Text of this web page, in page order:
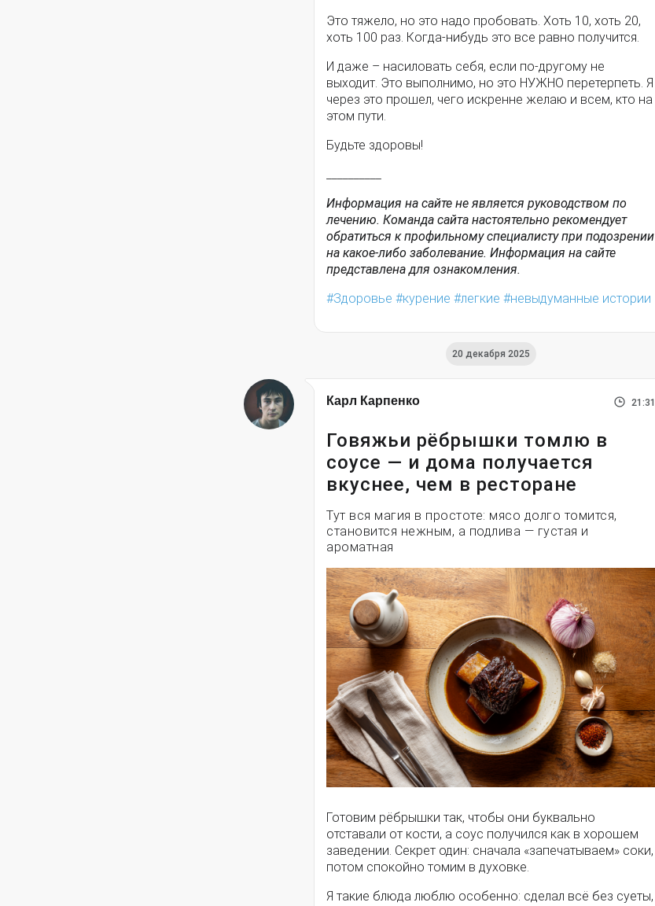
Это тяжело, но это надо пробовать. Хоть 10, хоть 20,
хоть 100 раз. Когда-нибудь это все равно получится.
И даже – насиловать себя, если по-другому не
выходит. Это выполнимо, но это НУЖНО перетерпеть. Я
через это прошел, чего искренне желаю и всем, кто на
этом пути.
Будьте здоровы!
Информация на сайте не является руководством по
лечению. Команда сайта настоятельно рекомендует
обратиться к профильному специалисту при подозрении
на какое-либо заболевание. Информация на сайте
представлена для ознакомления.
Здоровье
курение легкие невыдуманные истории
20 декабря 2025
Карл Карпенко 21:31
Говяжьи рёбрышки томлю в
соусе — и дома получается
вкуснее, чем в ресторане
Тут вся магия в простоте: мясо долго томится,
становится нежным, а подлива — густая и
ароматная
Готовим рёбрышки так, чтобы они буквально
отставали от кости, а соус получился как в хорошем
заведении. Секрет один: сначала «запечатываем» соки,
потом спокойно томим в духовке.
Я такие блюда люблю особенно: сделал всё без суеты,